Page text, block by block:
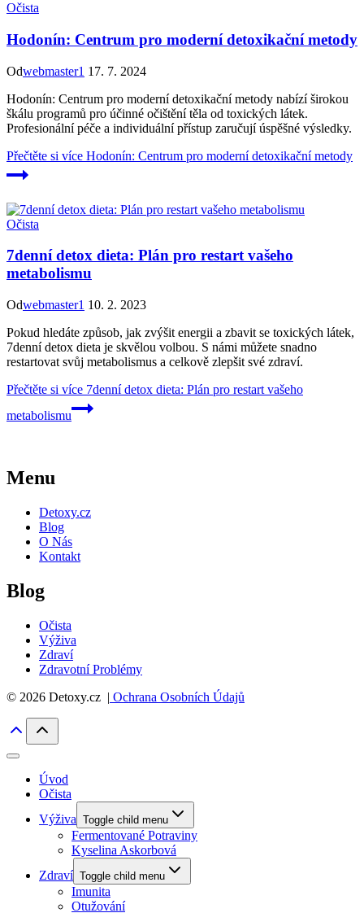
Očista
Hodonín: Centrum pro moderní detoxikační metody
Odwebmaster1 17. 7. 2024
Hodonín: Centrum pro moderní detoxikační metody nabízí širokou
škálu programů pro účinné očištění těla od toxických látek.
Profesionální péče a individuální přístup zaručují úspěšné výsledky.
Přečtěte si více Hodonín: Centrum pro moderní detoxikační metody
Očista
7denní detox dieta: Plán pro restart vašeho
metabolismu
Odwebmaster1 10. 2. 2023
Pokud hledáte způsob, jak zvýšit energii a zbavit se toxických látek,
7denní detox dieta je skvělou volbou. S námi můžete snadno
restartovat svůj metabolismus a celkově zlepšit své zdraví.
Přečtěte si více 7denní detox dieta: Plán pro restart vašeho
metabolismu
Menu
Detoxy.cz
Blog
O Nás
Kontakt
Blog
Očista
Výživa
Zdraví
Zdravotní Problémy
© 2026 Detoxy.cz | Ochrana Osobních Údajů
Úvod
Očista
Výživa Toggle child menu
Fermentované Potraviny
Kyselina Askorbová
Zdraví Toggle child menu
Imunita
Otužování